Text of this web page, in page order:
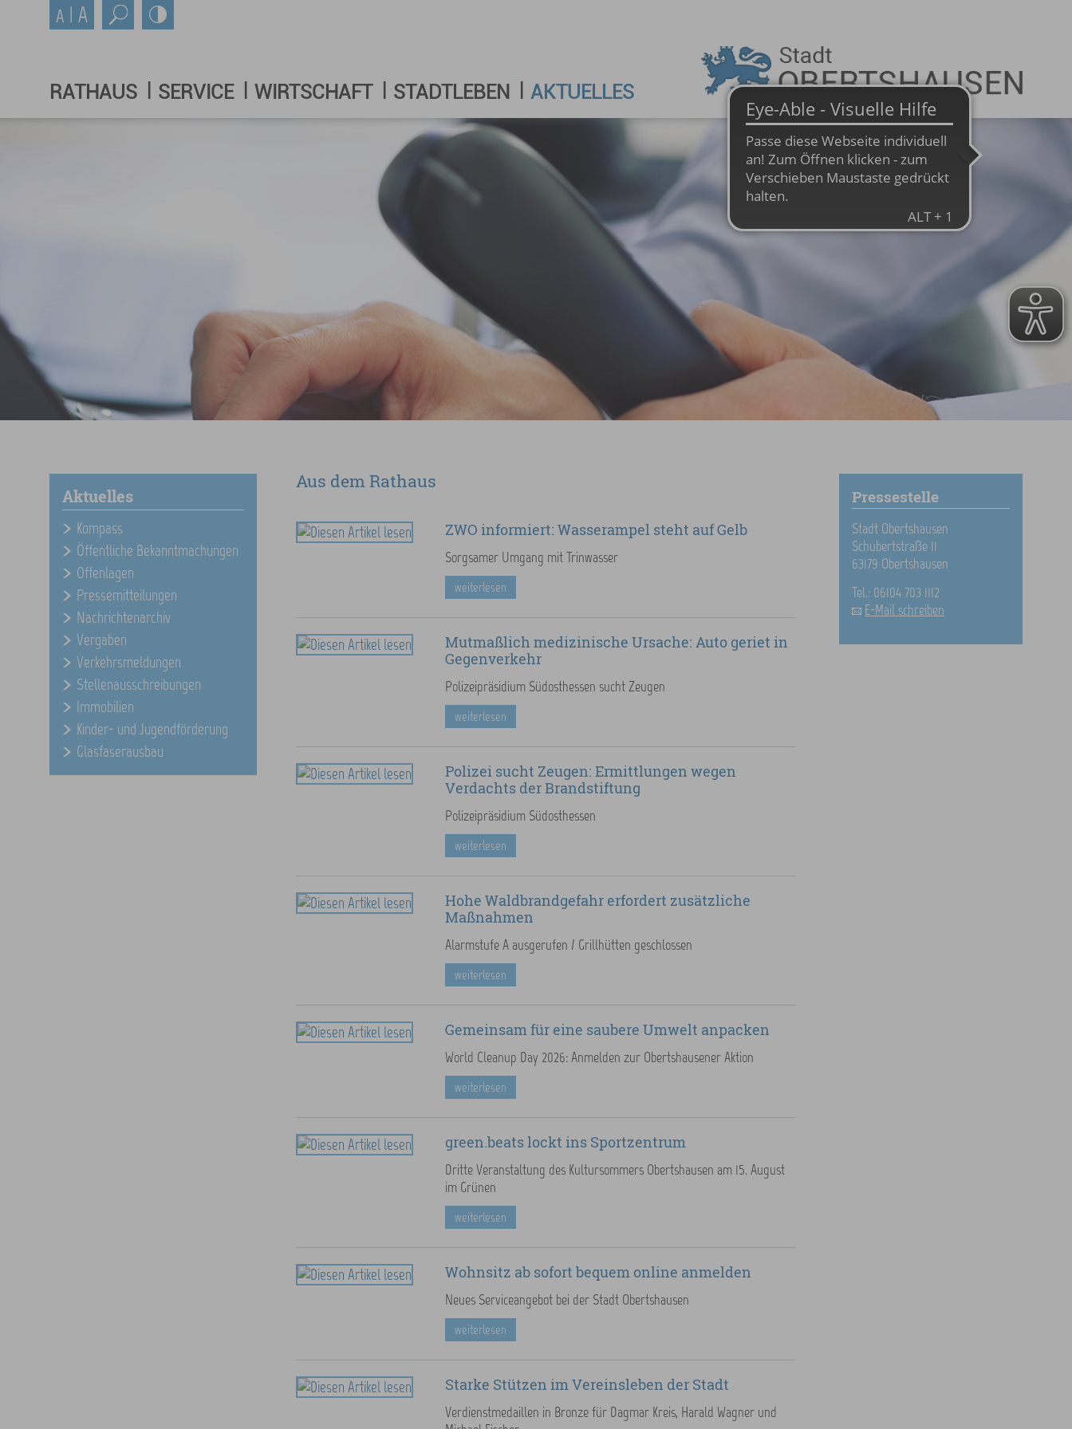
RATHAUS SERVICE WIRTSCHAFT STADTLEBEN AKTUELLES
Aktuelles
Kompass
Öffentliche Bekanntmachungen
Offenlagen
Pressemitteilungen
Nachrichtenarchiv
Vergaben
Verkehrsmeldungen
Stellenausschreibungen
Immobilien
Kinder- und Jugendförderung
Glasfaserausbau
Aus dem Rathaus
ZWO informiert: Wasserampel steht auf Gelb
Sorgsamer Umgang mit Trinwasser
weiterlesen
Mutmaßlich medizinische Ursache: Auto geriet in
Gegenverkehr
Polizeipräsidium Südosthessen sucht Zeugen
weiterlesen
Polizei sucht Zeugen: Ermittlungen wegen
Verdachts der Brandstiftung
Polizeipräsidium Südosthessen
weiterlesen
Hohe Waldbrandgefahr erfordert zusätzliche
Maßnahmen
Alarmstufe A ausgerufen / Grillhütten geschlossen
weiterlesen
Gemeinsam für eine saubere Umwelt anpacken
World Cleanup Day 2026: Anmelden zur Obertshausener Aktion
weiterlesen
green.beats lockt ins Sportzentrum
Dritte Veranstaltung des Kultursommers Obertshausen am 15. August
im Grünen
weiterlesen
Wohnsitz ab sofort bequem online anmelden
Neues Serviceangebot bei der Stadt Obertshausen
weiterlesen
Starke Stützen im Vereinsleben der Stadt
Verdienstmedaillen in Bronze für Dagmar Kreis, Harald Wagner und
Pressestelle
Stadt Obertshausen
Schubertstraße 11
63179 Obertshausen
Tel.: 06104 703 1112
E-Mail schreiben